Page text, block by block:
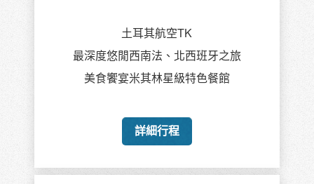
土耳其航空TK
最深度悠閒西南法、北西班牙之旅
美食饗宴米其林星級特色餐館
詳細行程